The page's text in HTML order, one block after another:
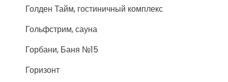
Голден Тайм, гостиничный комплекс
Гольфстрим, сауна
Горбани, Баня №15
Горизонт